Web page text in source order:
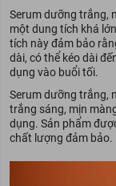
Serum dưỡng trắng,
một dung tích khá
tích này đảm bảo
dài, có thể kéo dài
dụng vào buổi tối.
Serum dưỡng trắng,
trắng sáng, mịn
dụng. Sản phẩm
chất lượng đảm bảo.